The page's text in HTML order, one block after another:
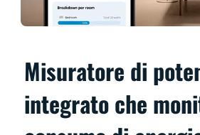
Misuratore di
integrato che